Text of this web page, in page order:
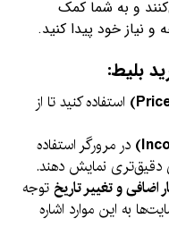
و به شما کمک
نیاز خود پیدا کنید.
بلیط:
استفاده کنید تا از
در مرورگر استفاده
دقیق‌تری نمایش دهند.
اضافی و تغییر تاریختوجه
به این موارد اشاره